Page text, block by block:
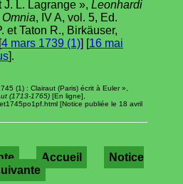
J. L. Lagrange », Leonhardi
, IV A, vol. 5, Ed.
et Taton R., Birkäuser,
4 mars 1739 (1)] [16 mai
].
(1) : Clairaut (Paris) écrit à Euler »,
(1713-1765) [En ligne],
[Notice publiée le 18 avril
Accueil
Notice